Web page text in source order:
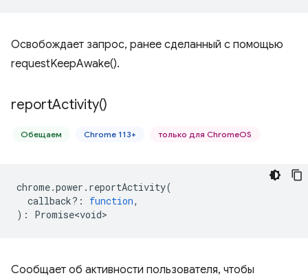
Освобождает запрос, ранее сделанный с помощью
requestKeepAwake().
reportActivity()
Обещаем Chrome 113+ только для ChromeOS
chrome.power . reportActivity(
callback? : function,
) : Promise<void>
Сообщает об активности пользователя, чтобы